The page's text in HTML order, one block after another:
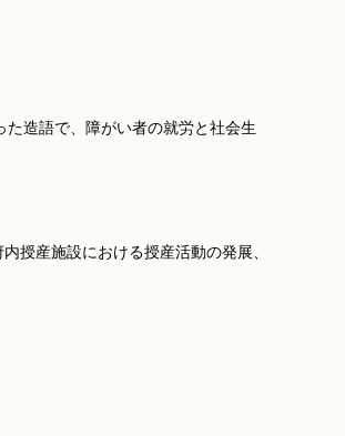
造語で、障がい者の就労と社会生
授産施設における授産活動の発展、